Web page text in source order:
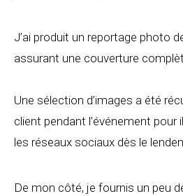
J’ai produit un reportage photo
assurant une couverture
Une sélection d’images a été
client pendant l’événement
les réseaux sociaux dès le
De mon côté, je fournis un peu